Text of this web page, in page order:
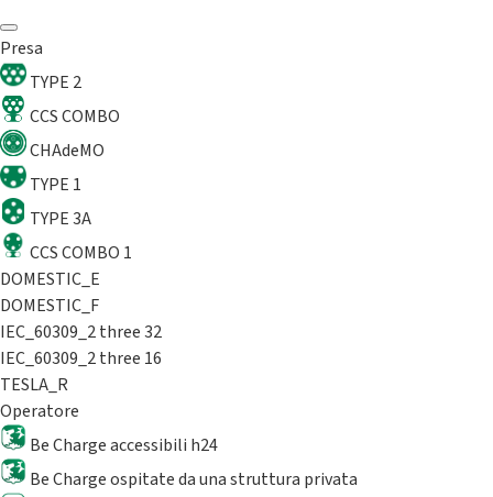
Presa
TYPE 2
CCS COMBO
CHAdeMO
TYPE 1
TYPE 3A
CCS COMBO 1
DOMESTIC_E
DOMESTIC_F
IEC_60309_2 three 32
IEC_60309_2 three 16
TESLA_R
Operatore
Be Charge accessibili h24
Be Charge ospitate da una struttura privata